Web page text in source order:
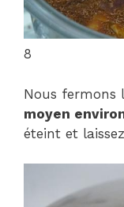
8
Nous fermons
moyen
éteint et